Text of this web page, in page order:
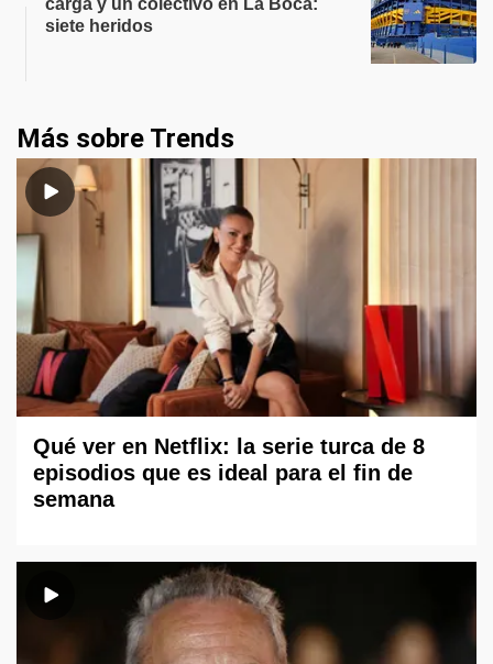
carga y un colectivo en La Boca:
siete heridos
Más sobre Trends
Qué ver en Netflix: la serie turca de 8
episodios que es ideal para el fin de
semana